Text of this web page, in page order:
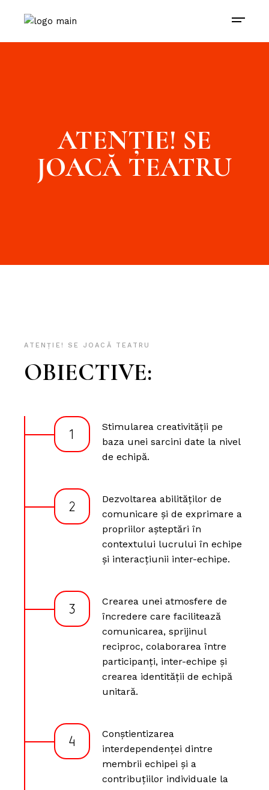
ATENȚIE! SE
JOACĂ TEATRU
ATENȚIE! SE JOACĂ TEATRU
OBIECTIVE:
Stimularea creativității pe
baza unei sarcini date la nivel
de echipă.
Dezvoltarea abilităților de
comunicare și de exprimare a
propriilor așteptări în
contextului lucrului în echipe
și interacțiunii inter-echipe.
Crearea unei atmosfere de
încredere care facilitează
comunicarea, sprijinul
reciproc, colaborarea între
participanți, inter-echipe și
crearea identității de echipă
unitară.
Conștientizarea
interdependenței dintre
membrii echipei și a
contribuțiilor individuale la